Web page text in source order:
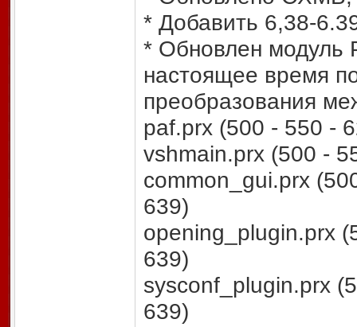
* Добавить 6,38-
* Обновлен модуль
настоящее время
преобразования
paf.prx (500 - 550 -
vshmain.prx (500 -
common_gui.prx
639)
opening_plugin.prx
639)
sysconf_plugin.prx
639)